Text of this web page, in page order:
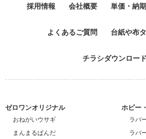
採用情報 会社概要 単価・納期
よくあるご質問 台紙や布
チラシダウンロード
ゼロワンオリジナル
おねがいウサギ
まんまるぱんだ
ホビー
ラバ
ラバ